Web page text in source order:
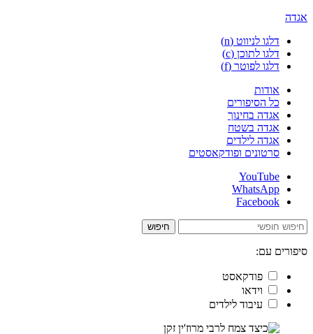
אגדה
דלגו לניווט (n)
דלגו לתוכן (c)
דלגו לפוטר (f)
אודות
כל הסיפורים
אגדה בחינוך
אגדה בשטח
אגדה לילדים
סרטונים ופודקאסטים
YouTube
WhatsApp
Facebook
חיפוש
סיפורים עם:
פודקאסט
וידאו
עיבוד לילדים